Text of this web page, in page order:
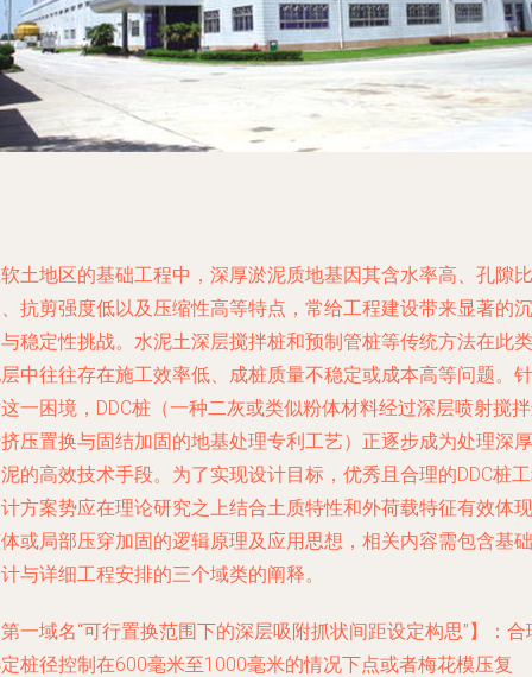
土地区的基础工程中，深厚淤泥质地基因其含水率高、孔隙比
抗剪强度低以及压缩性高等特点，常给工程建设带来显著的沉
稳定性挑战。水泥土深层搅拌桩和预制管桩等传统方法在此类
中往往存在施工效率低、成桩质量不稳定或成本高等问题。针
一困境，DDC桩（一种二灰或类似粉体材料经过深层喷射搅
压置换与固结加固的地基处理专利工艺）正逐步成为处理深厚
的高效技术手段。为了实现设计目标，优秀且合理的DDC桩
方案势应在理论研究之上结合土质特性和外荷载特征有效体现
或局部压穿加固的逻辑原理及应用思想，相关内容需包含基础
与详细工程安排的三个域类的阐释。
一域名“可行置换范围下的深层吸附抓状间距设定构思”】：合
桩径控制在600毫米至1000毫米的情况下点或者梅花模压复